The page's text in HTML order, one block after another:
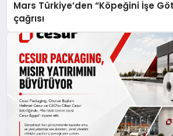
Mars Türkiye’den “Köpeğini İşe
çağrısı